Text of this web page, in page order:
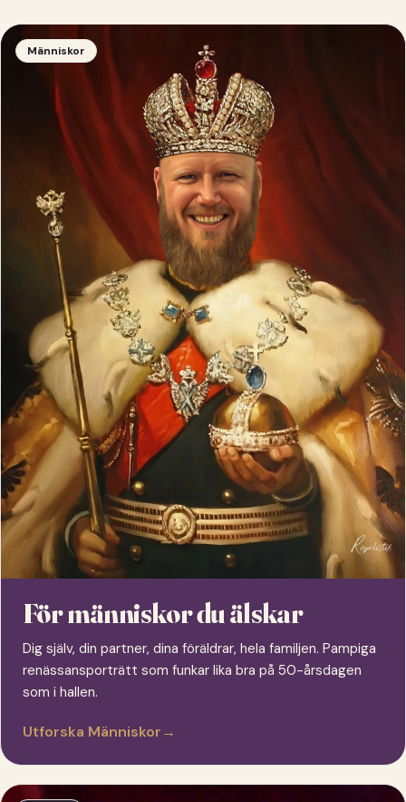
Människor
För människor du älskar
Dig själv, din partner, dina föräldrar, hela familjen. Pampiga
renässansporträtt som funkar lika bra på 50-årsdagen
som i hallen.
Utforska Människor→